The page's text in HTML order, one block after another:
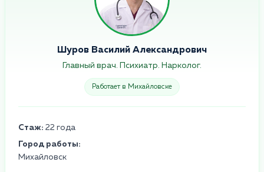
Шуров Василий Александрович
Главный врач. Психиатр. Нарколог.
Работает в Михайловске
Стаж: 22 года
Город работы:
Михайловск